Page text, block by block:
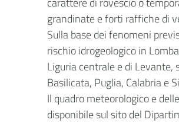
grandinate e forti raffiche di
Sulla base dei fenomeni
rischio idrogeologico in
Liguria centrale e di Levante,
Basilicata, Puglia, Calabria e
Il quadro meteorologico e
disponibile sul sito del